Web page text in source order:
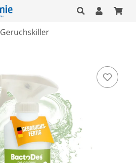
Geruchskiller